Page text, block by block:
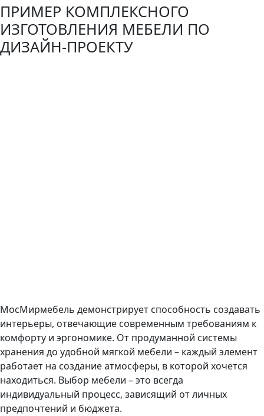
ПРИМЕР КОМПЛЕКСНОГО
ИЗГОТОВЛЕНИЯ МЕБЕЛИ ПО
ДИЗАЙН-ПРОЕКТУ
МосМирмебель демонстрирует способность создавать
интерьеры, отвечающие современным требованиям к
комфорту и эргономике. От продуманной системы
хранения до удобной мягкой мебели – каждый элемент
работает на создание атмосферы, в которой хочется
находиться. Выбор мебели – это всегда
индивидуальный процесс, зависящий от личных
предпочтений и бюджета.